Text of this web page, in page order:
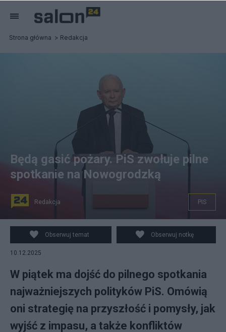
Strona główna Redakcja
Będą gasić pożary. PiS zwołuje pilne
spotkanie na Nowogrodzką
Redakcja PIS
Obserwuj temat Obserwuj notkę
10.12.2025
W piątek ma dojść do pilnego spotkania
najważniejszych polityków PiS. Omówią
oni strategię na przyszłość i pomysły, jak
wyjść z impasu, a także konfliktów